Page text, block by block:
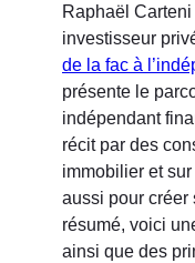
Raphaël
investisseur
de la fac à
présente le
indépendant
récit par des
immobilier et
aussi pour créer
résumé, voici
ainsi que des